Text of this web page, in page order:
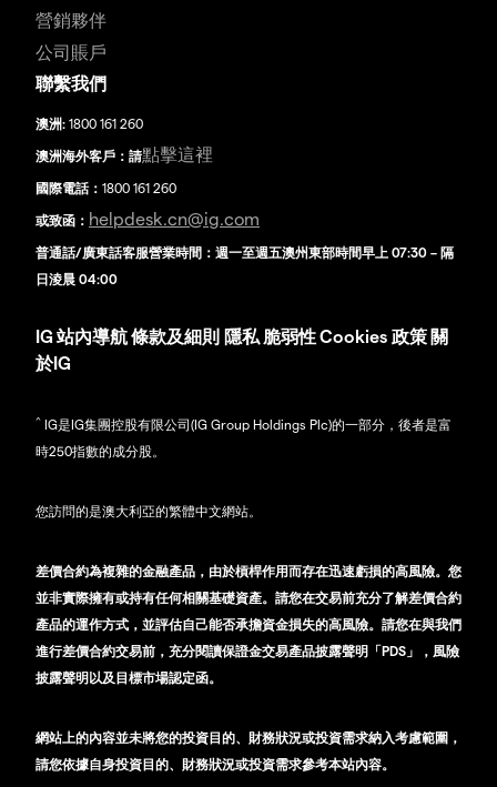
營銷夥伴
公司賬戶
聯繫我們
澳洲: 1800 161 260
澳洲海外客戶：請點擊這裡
國際電話： 1800 161 260
或致函： helpdesk.cn@ig.com
普通話/廣東話客服營業時間：週一至週五澳州東部時間早上 07:30 – 隔
日淩晨 04:00
IG 站內導航條款及細則 隱私 脆弱性Cookies 政策 關
於IG
^ IG是IG集團控股有限公司(IG Group Holdings Plc)的一部分，後者是富
時250指數的成分股。
您訪問的是澳大利亞的繁體中文網站。
差價合約為複雜的金融產品，由於槓桿作用而存在迅速虧損的高風險。您
並非實際擁有或持有任何相關基礎資產。請您在交易前充分了解差價合約
產品的運作方式，並評估自己能否承擔資金損失的高風險。請您在與我們
進行差價合約交易前，充分閱讀保證金交易產品披露聲明「PDS」，風險
披露聲明以及目標市場認定函。
網站上的內容並未將您的投資目的、財務狀況或投資需求納入考慮範圍，
請您依據自身投資目的、財務狀況或投資需求參考本站內容。